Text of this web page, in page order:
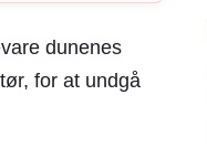
dunenes
for at undgå